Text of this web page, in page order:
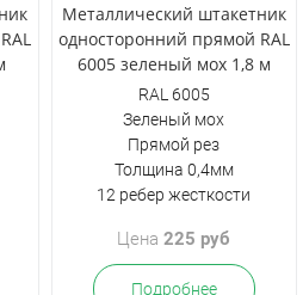
Металлический штакетник
односторонний прямой RAL
6005 зеленый мох 1,8 м
RAL 6005
Зеленый мох
Прямой рез
Толщина 0,4мм
12 ребер жесткости
Цена225 руб
Подробнее